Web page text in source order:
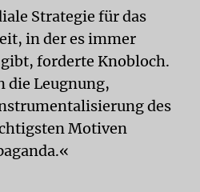
Strategie für das
in der es immer
forderte Knobloch.
die Leugnung,
des
Motiven